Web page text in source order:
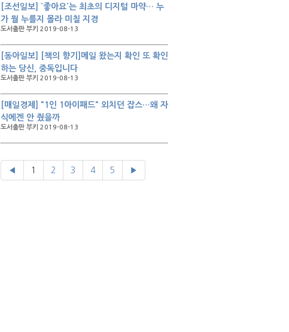
[조선일보] `좋아요`는 최초의 디지털 마약… 누
가 뭘 누를지 몰라 미칠 지경
도서출판 부키 2019-08-13
[동아일보] [책의 향기]메일 왔는지 확인 또 확인
하는 당신, 중독입니다
도서출판 부키 2019-08-13
[매일경제] "1인 1아이패드" 외치던 잡스…왜 자
식에겐 안 줬을까
도서출판 부키 2019-08-13
◀ 1 2 3 4 5 ▶